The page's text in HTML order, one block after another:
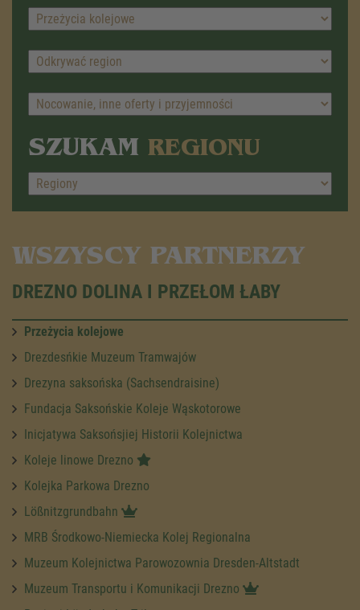
SZUKAM REGIONU
WSZYSCY PARTNERZY
DREZNO DOLINA I PRZEŁOM ŁABY
Przeżycia kolejowe
Drezdesńkie Muzeum Tramwajów
Drezyna saksońska (Sachsendraisine)
Fundacja Saksońskie Koleje Wąskotorowe
Inicjatywa Saksońsjiej Historii Kolejnictwa
Koleje linowe Drezno
Kolejka Parkowa Drezno
Lößnitzgrundbahn
MRB Środkowo-Niemiecka Kolej Regionalna
Muzeum Kolejnictwa Parowozownia Dresden-Altstadt
Muzeum Transportu i Komunikacji Drezno